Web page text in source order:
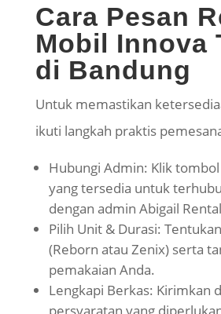
Cara Pesan
Mobil Innova
di Bandung
Untuk memastikan
ikuti langkah praktis
Hubungi Admin: Klik
yang tersedia untuk
dengan admin Abigail
Pilih Unit & Durasi:
(Reborn atau Zenix) serta
pemakaian Anda.
Lengkapi Berkas: Kirimkan
persyaratan yang